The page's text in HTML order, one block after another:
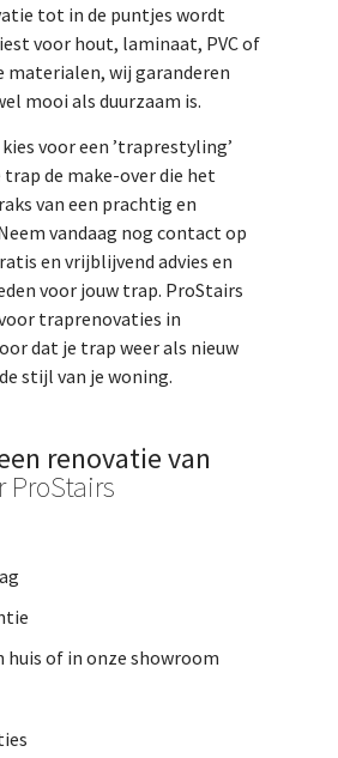
tot in de puntjes wordt
voor hout, laminaat, PVC of
materialen, wij garanderen
mooi als duurzaam is.
voor een ’traprestyling’
trap de make-over die het
van een prachtig en
vandaag nog contact op
en vrijblijvend advies en
voor jouw trap. ProStairs
traprenovaties in
dat je trap weer als nieuw
stijl van je woning.
renovatie van
ProStairs
huis of in onze showroom